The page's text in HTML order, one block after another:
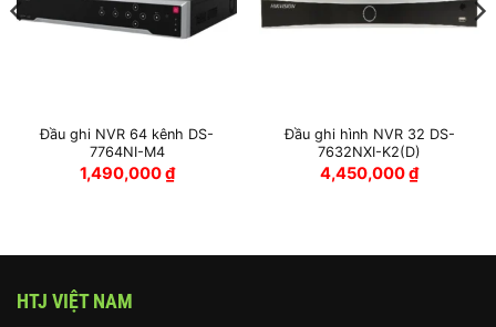
Đầu ghi NVR 64 kênh DS-
7764NI-M4
1,490,000₫
Đầu ghi hình NVR 32 DS-
7632NXI-K2(D)
4,450,000₫
HTJ VIỆT NAM